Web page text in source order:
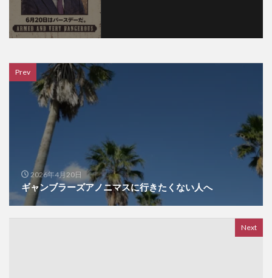
Prev
2026年4月20日
ギャンブラーズアノニマスに行きたくない人へ
Next